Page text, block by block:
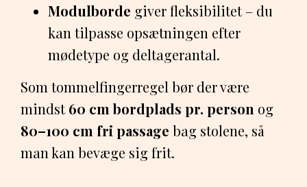
Modulborde giver fleksibilitet – du
kan tilpasse opsætningen efter
mødetype og deltagerantal.
Som tommelfingerregel bør der være
mindst60 cm bordplads pr. person og
80–100 cm fri passage bag stolene, så
man kan bevæge sig frit.